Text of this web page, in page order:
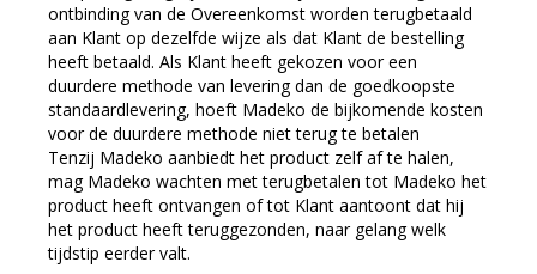
ontbinding van de Overeenkomst worden terugbetaald
aan Klant op dezelfde wijze als dat Klant de bestelling
heeft betaald. Als Klant heeft gekozen voor een
duurdere methode van levering dan de goedkoopste
standaardlevering, hoeft Madeko de bijkomende kosten
voor de duurdere methode niet terug te betalen
Tenzij Madeko aanbiedt het product zelf af te halen,
mag Madeko wachten met terugbetalen tot Madeko het
product heeft ontvangen of tot Klant aantoont dat hij
het product heeft teruggezonden, naar gelang welk
tijdstip eerder valt.